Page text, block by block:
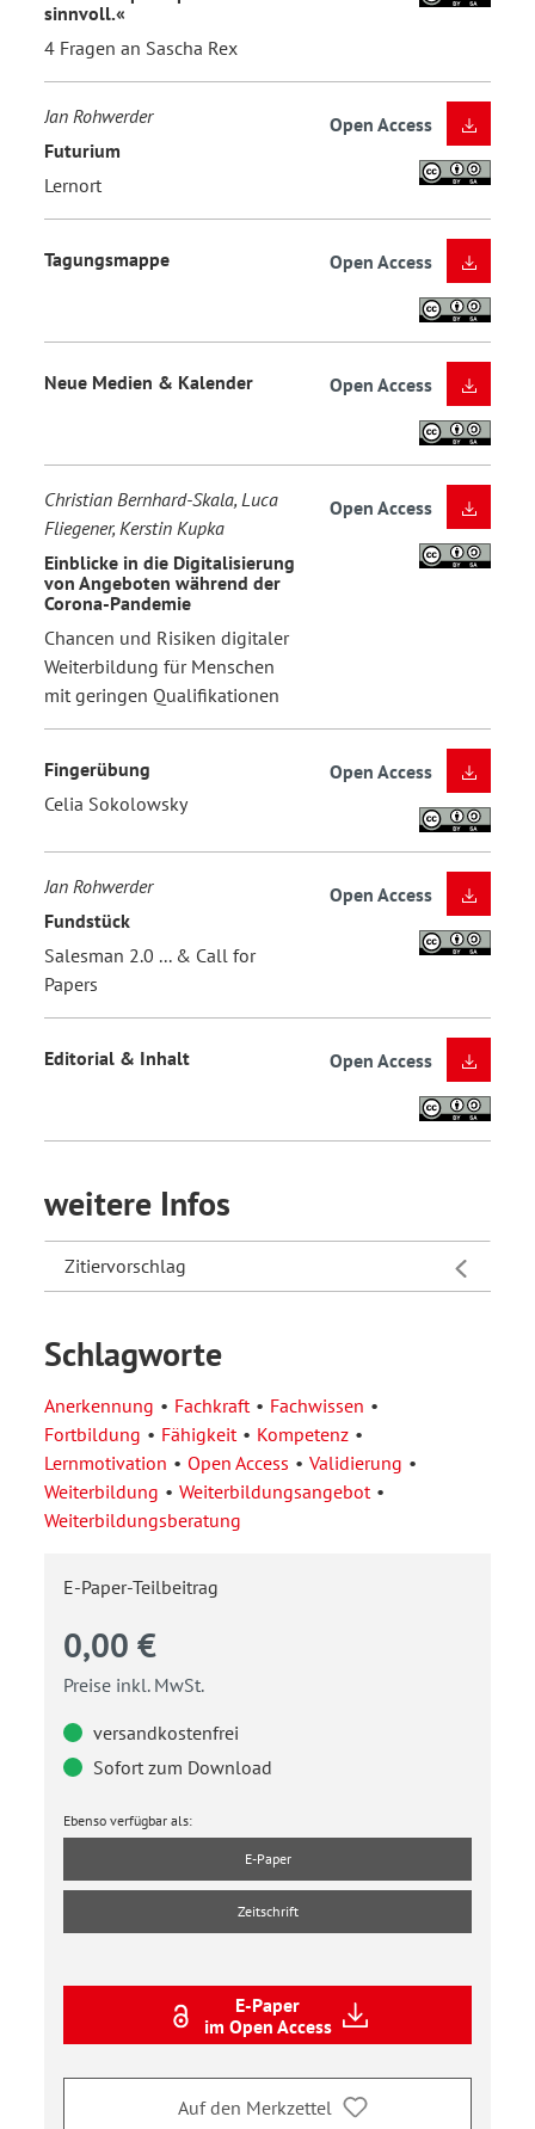
sinnvoll.«
4 Fragen an Sascha Rex
Jan Rohwerder
Futurium
Lernort
Open Access
Tagungsmappe Open Access
Neue Medien & Kalender Open Access
Christian Bernhard-Skala, Luca
Fliegener, Kerstin Kupka
Einblicke in die Digitalisierung
von Angeboten während der
Corona-Pandemie
Chancen und Risiken digitaler
Weiterbildung für Menschen
mit geringen Qualifikationen
Open Access
Fingerübung
Celia Sokolowsky
Open Access
Jan Rohwerder
Fundstück
Salesman 2.0 ... & Call for
Papers
Open Access
Editorial & Inhalt Open Access
weitere Infos
Zitiervorschlag
Schlagworte
Anerkennung Fachkraft
Fachwissen
Fortbildung
Fähigkeit
Kompetenz
Lernmotivation
Open Access
Validierung
Weiterbildung
Weiterbildungsangebot
Weiterbildungsberatung
E-Paper-Teilbeitrag
0,00 €
Preise inkl. MwSt.
versandkostenfrei
Sofort zum Download
Ebenso verfügbar als:
E-Paper
Zeitschrift
E-Paper
im Open Access
Auf den Merkzettel